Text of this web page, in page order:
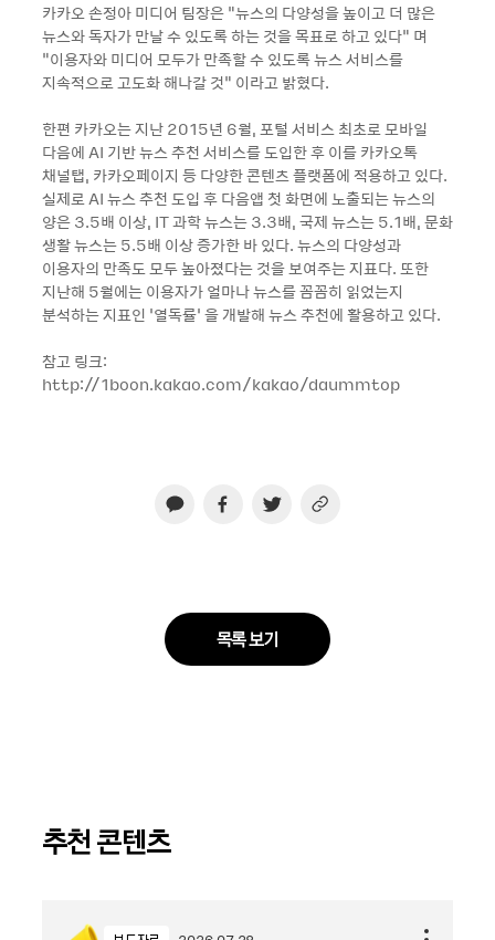
카카오 손정아 미디어 팀장은 “뉴스의 다양성을 높이고 더 많은
뉴스와 독자가 만날 수 있도록 하는 것을 목표로 하고 있다” 며
“이용자와 미디어 모두가 만족할 수 있도록 뉴스 서비스를
지속적으로 고도화 해나갈 것” 이라고 밝혔다.
한편 카카오는 지난 2015년 6월, 포털 서비스 최초로 모바일
다음에 AI 기반 뉴스 추천 서비스를 도입한 후 이를 카카오톡
채널탭, 카카오페이지 등 다양한 콘텐츠 플랫폼에 적용하고 있다.
실제로 AI 뉴스 추천 도입 후 다음앱 첫 화면에 노출되는 뉴스의
양은 3.5배 이상, IT 과학 뉴스는 3.3배, 국제 뉴스는 5.1배, 문화
생활 뉴스는 5.5배 이상 증가한 바 있다. 뉴스의 다양성과
이용자의 만족도 모두 높아졌다는 것을 보여주는 지표다. 또한
지난해 5월에는 이용자가 얼마나 뉴스를 꼼꼼히 읽었는지
분석하는 지표인 ‘열독률’ 을 개발해 뉴스 추천에 활용하고 있다.
참고 링크:
http://1boon.kakao.com/kakao/daummtop
목록 보기
추천 콘텐츠